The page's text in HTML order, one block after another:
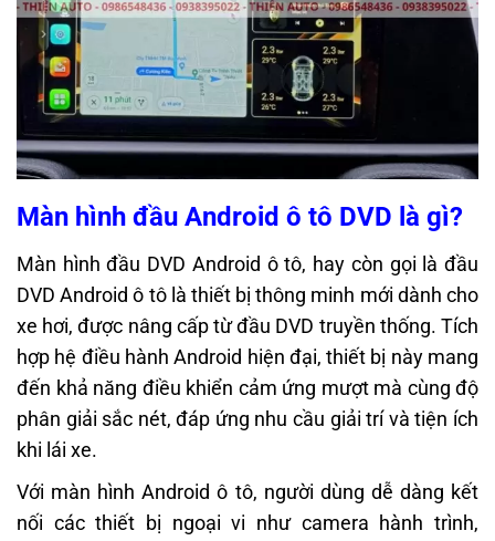
Màn hình đầu Android ô tô DVD là gì?
Màn hình đầu DVD Android ô tô, hay còn gọi là đầu
DVD Android ô tô là thiết bị thông minh mới dành cho
xe hơi, được nâng cấp từ đầu DVD truyền thống. Tích
hợp hệ điều hành Android hiện đại, thiết bị này mang
đến khả năng điều khiển cảm ứng mượt mà cùng độ
phân giải sắc nét, đáp ứng nhu cầu giải trí và tiện ích
khi lái xe.
Với màn hình Android ô tô, người dùng dễ dàng kết
nối các thiết bị ngoại vi như camera hành trình,